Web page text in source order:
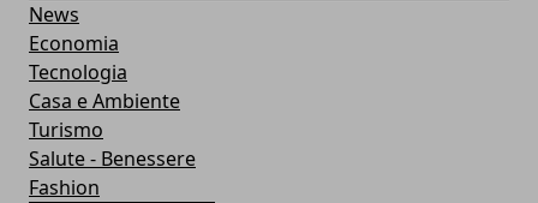
News
Economia
Tecnologia
Casa e Ambiente
Turismo
Salute - Benessere
Fashion